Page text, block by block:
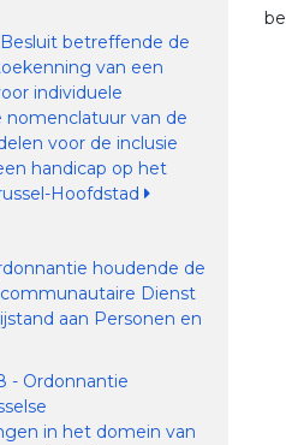
betreffende de
van een
individuele
nomenclatuur van de
voor de inclusie
handicap op het
Hoofdstad
houdende de
Dienst
aan Personen en
- Ordonnantie
in het domein van